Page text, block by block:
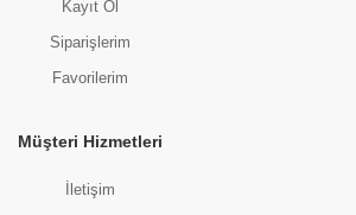
Kayıt Ol
Siparişlerim
Favorilerim
Müşteri Hizmetleri
İletişim